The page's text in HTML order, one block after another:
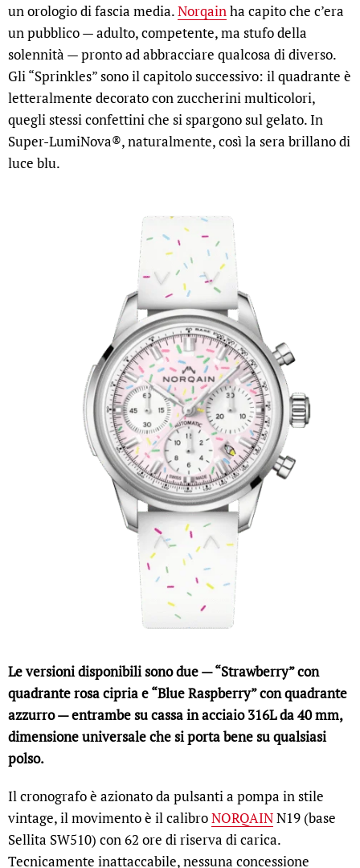
un orologio di fascia media.Norqainha capito che c’era
un pubblico — adulto, competente, ma stufo della
solennità — pronto ad abbracciare qualcosa di diverso.
Gli “Sprinkles” sono il capitolo successivo: il quadrante è
letteralmente decorato con zuccherini multicolori,
quegli stessi confettini che si spargono sul gelato. In
Super-LumiNova®, naturalmente, così la sera brillano di
luce blu.
Le versioni disponibili sono due — “Strawberry” con
quadrante rosa cipria e “Blue Raspberry” con quadrante
azzurro — entrambe su cassa in acciaio 316L da 40 mm,
dimensione universale che si porta bene su qualsiasi
polso.
Il cronografo è azionato da pulsanti a pompa in stile
vintage, il movimento è il calibroNORQAINN19 (base
Sellita SW510) con 62 ore di riserva di carica.
Tecnicamente inattaccabile, nessuna concessione